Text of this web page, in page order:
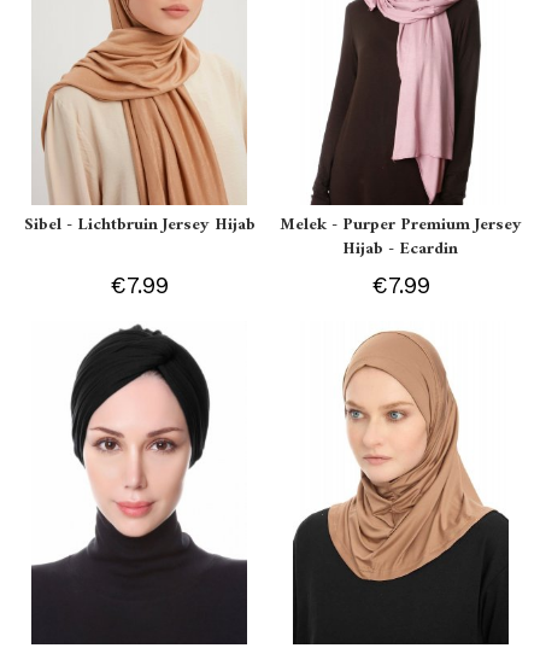
Sibel - Lichtbruin Jersey Hijab
€7.99
Melek - Purper Premium Jersey
Hijab - Ecardin
€7.99